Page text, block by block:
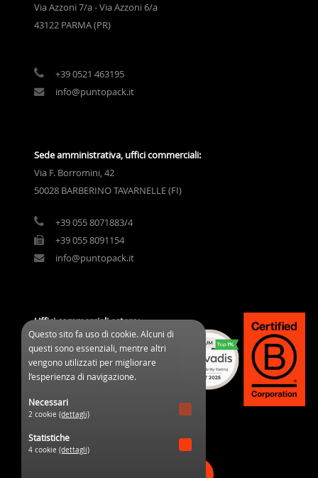
Via Azzoni 7/a - Via Azzoni 6/a
43122 PARMA (PR)
+39 0521 463195
info@puntopack.it
Sede amministrativa, uffici commerciali:
Via F. Borromini, 42
50028 BARBERINO TAVARNELLE (FI)
+39 055 8071883/4
+39 055 8091154
info@puntopack.it
Uffici commerciali estero:
3 Cours des Clos Durs
03800 Gannat (France)
commercial@ppifrance.com
Questo sito fa uso di cookie. Alcuni di
questi sono essenziali, mentre altri
vengono utilizzati per migliorare
l’esperienza di navigazione.
Necessari
2 cookie (dettagli)
Statistiche
4 cookie (dettagli)